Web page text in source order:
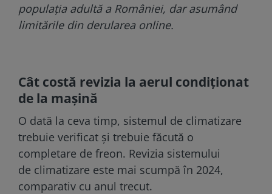
populația adultă a României, dar asumând
limitările din derularea online.
Cât costă revizia la aerul condiționat
de la mașină
O dată la ceva timp, sistemul de climatizare
trebuie verificat și trebuie făcută o
completare de freon. Revizia sistemului
de climatizare este mai scumpă în 2024,
comparativ cu anul trecut.